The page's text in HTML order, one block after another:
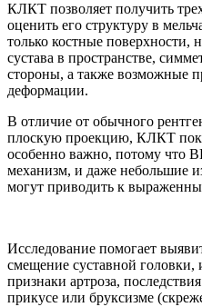
КЛКТ позволяет получить
оценить его структуру в
только костные поверхности,
сустава в пространстве,
стороны, а также возможные
деформации.
В отличие от обычного
плоскую проекцию, КЛКТ
особенно важно, потому что
механизм, и даже небольшие
могут приводить к
Исследование помогает
смещение суставной головки,
признаки артроза,
прикусе или бруксизме